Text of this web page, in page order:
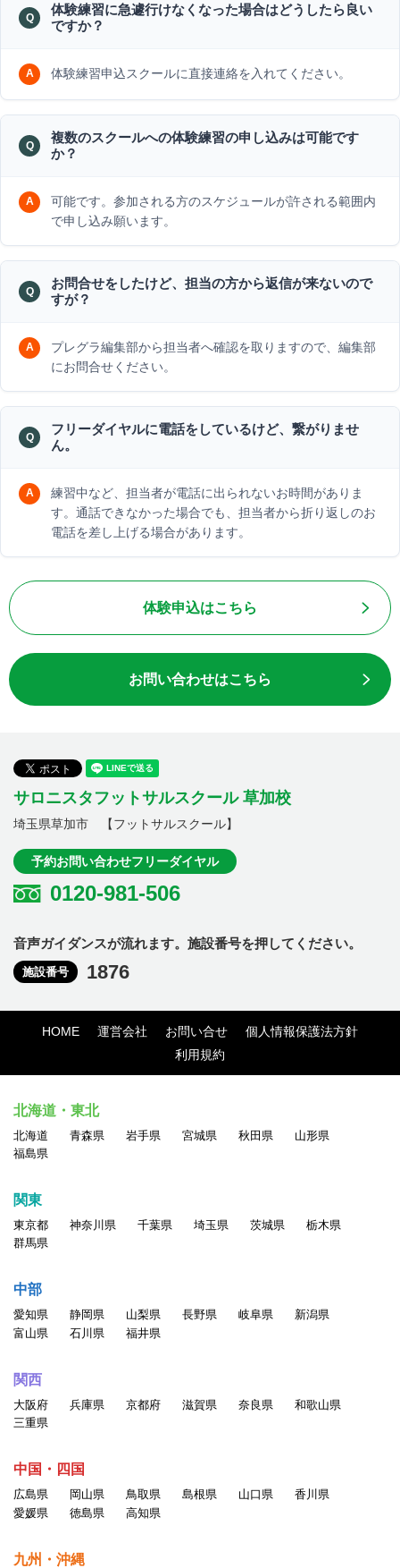
体験練習に急遽行けなくなった場合はどうしたら良い
ですか？
体験練習申込スクールに直接連絡を入れてください。
複数のスクールへの体験練習の申し込みは可能です
か？
可能です。参加される方のスケジュールが許される範囲内
で申し込み願います。
お問合せをしたけど、担当の方から返信が来ないので
すが？
プレグラ編集部から担当者へ確認を取りますので、編集部
にお問合せください。
フリーダイヤルに電話をしているけど、繋がりませ
ん。
練習中など、担当者が電話に出られないお時間がありま
す。通話できなかった場合でも、担当者から折り返しのお
電話を差し上げる場合があります。
体験申込はこちら
お問い合わせはこちら
サロニスタフットサルスクール 草加校
埼玉県草加市 【フットサルスクール】
予約お問い合わせフリーダイヤル
0120-981-506
音声ガイダンスが流れます。施設番号を押してください。
施設番号 1876
HOME 運営会社 お問い合せ
個人情報保護法方針
利用規約
北海道・東北
北海道 青森県 岩手県 宮城県 秋田県
山形県
福島県
関東
東京都 神奈川県 千葉県 埼玉県 茨城県
栃木県
群馬県
中部
愛知県 静岡県 山梨県 長野県 岐阜県
新潟県
富山県
石川県 福井県
関西
大阪府 兵庫県 京都府 滋賀県 奈良県
和歌山県
三重県
中国・四国
広島県 岡山県 鳥取県 島根県 山口県
香川県
愛媛県
徳島県 高知県
九州・沖縄